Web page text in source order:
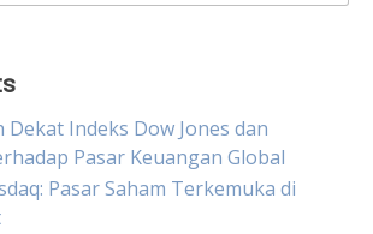
Indeks Dow Jones dan
Pasar Keuangan Global
Pasar Saham Terkemuka di